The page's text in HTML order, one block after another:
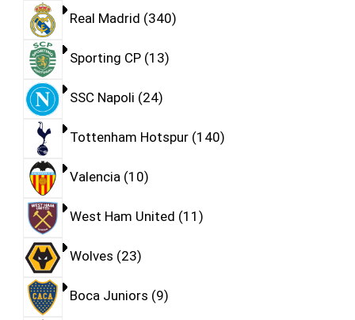
Real Madrid 340
Sporting CP 13
SSC Napoli 24
Tottenham Hotspur 140
Valencia 10
West Ham United 11
Wolves 23
Boca Juniors 9